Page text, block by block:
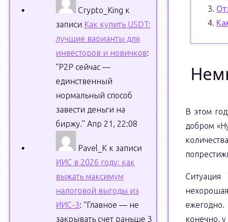
В этом
добром
конечно,
Crypto_King к
записи Как купить USDT:
лучшие варианты для
инвесторов и новичков:
“P2P сейчас —
единственный
нормальный способ
завести деньги на
биржу.” Апр 21, 22:08
Pavel_K к записи
ИИС в 2026 году: как
выжать максимум
налоговой выгоды из
ИИС-3: “Главное — не
закрывать счет раньше 3